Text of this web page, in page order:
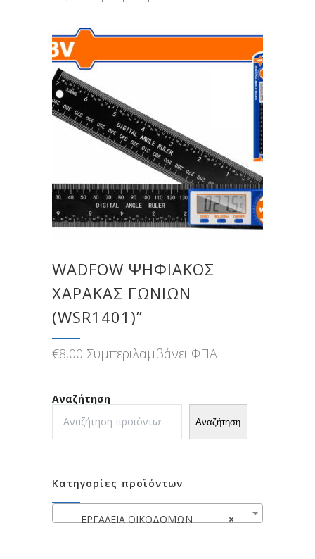
WADFOW ΨΗΦΙΑΚΟΣ
ΧΑΡΑΚΑΣ ΓΩΝΙΩΝ
(WSR1401)”
€8,00 Συμπεριλαμβάνει ΦΠΑ
Αναζήτηση
Αναζήτηση
Κατηγορίες προϊόντων
×
ΕΡΓΑΛΕΙΑ ΟΙΚΟΔΟΜΩΝ